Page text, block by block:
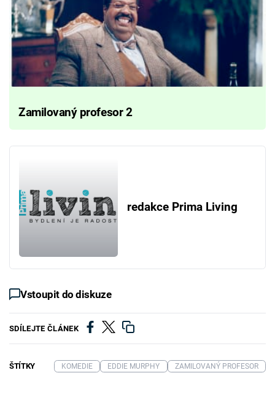
Zamilovaný profesor 2
redakce Prima Living
Vstoupit do diskuze
SDÍLEJTE ČLÁNEK
ŠTÍTKY KOMEDIE EDDIE MURPHY ZAMILOVANÝ PROFESOR